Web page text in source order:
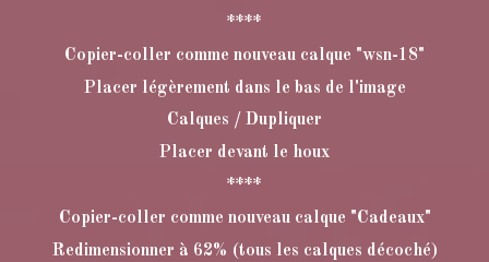
****
Copier-coller comme nouveau calque "wsn-18"
Placer légèrement dans le bas de l'image
Calques / Dupliquer
Placer devant le houx
****
Copier-coller comme nouveau calque "Cadeaux"
Redimensionner à 62% (tous les calques décoché)